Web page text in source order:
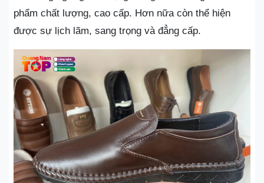
phẩm chất lượng, cao cấp. Hơn nữa còn thể hiện
được sự lịch lãm, sang trọng và đẳng cấp.